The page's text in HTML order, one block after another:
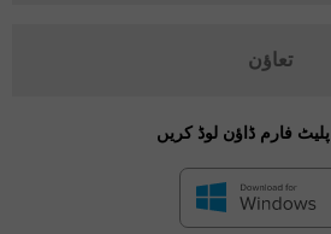
تعاؤن
فارم ڈاؤن لوڈ کریں